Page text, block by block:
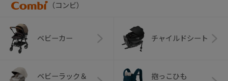
（コンビ）
ベビーカー チャイルドシート
ベビーラック＆
抱っこひも